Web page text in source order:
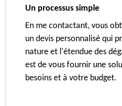
Un processus simple
En me contactant, vous
un devis personnalisé qui
nature et l'étendue des
est de vous fournir une
besoins et à votre budget.